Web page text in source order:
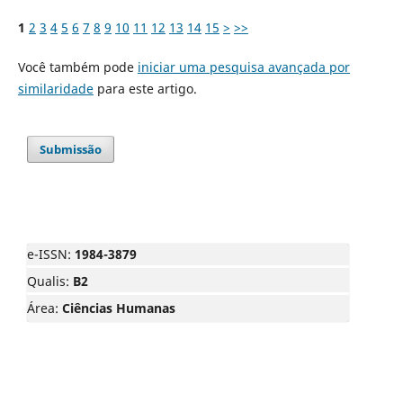
1 2 3 4 5 6 7 8 9 10 11 12 13 14 15 > >>
Você também pode iniciar uma pesquisa avançada por
similaridadepara este artigo.
Submissão
e-ISSN: 1984-3879
Qualis: B2
Área: Ciências Humanas